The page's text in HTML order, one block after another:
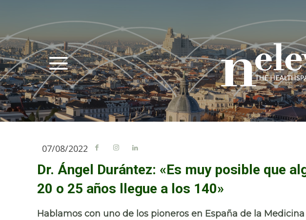
07/08/2022
Dr. Ángel Durántez: «Es muy posible que
20 o 25 años llegue a los 140»
Hablamos con uno de los pioneros en España de la